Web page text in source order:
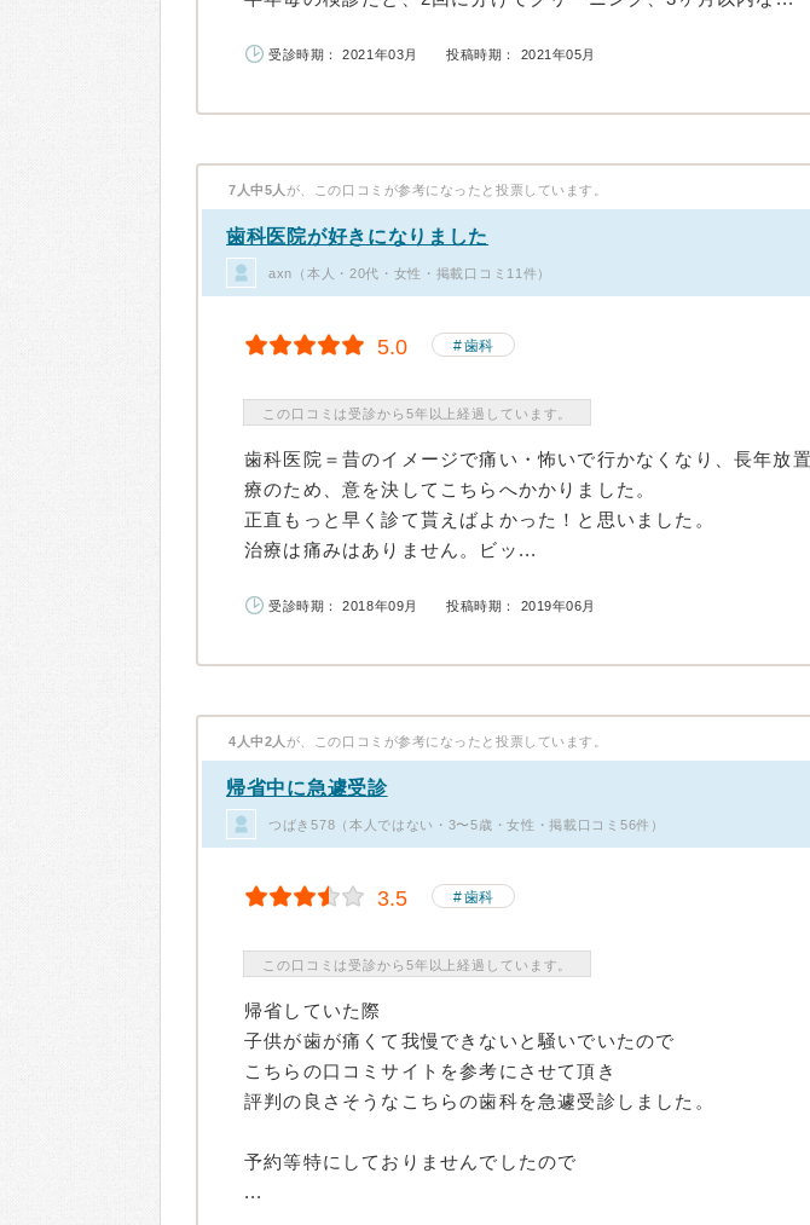
受診時期： 2021年03月 投稿時期： 2021年05月
7人中5人 が、この口コミが参考になったと投票しています。
歯科医院が好きになりました
axn（本人・20代・女性・掲載口コミ11件）
5.0 歯科
この口コミは受診から5年以上経過しています。
歯科医院＝昔のイメージで痛い・怖いで行かなくなり、長年放
療のため、意を決してこちらへかかりました。
正直もっと早く診て貰えばよかった！と思いました。
治療は痛みはありません。ビッ...
受診時期： 2018年09月 投稿時期： 2019年06月
4人中2人 が、この口コミが参考になったと投票しています。
帰省中に急遽受診
つばき578（本人ではない・3〜5歳・女性・掲載口コミ56件）
3.5 歯科
この口コミは受診から5年以上経過しています。
帰省していた際
子供が歯が痛くて我慢できないと騒いでいたので
こちらの口コミサイトを参考にさせて頂き
評判の良さそうなこちらの歯科を急遽受診しました。
予約等特にしておりませんでしたので
...